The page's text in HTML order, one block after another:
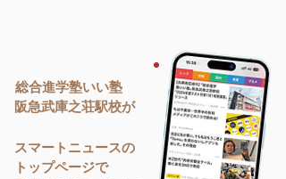
阪急武庫之荘駅校が
総合進学塾いい塾
スマートニュースの
トップページで